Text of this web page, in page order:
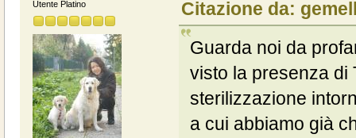
Utente Platino
Citazione da:
Guarda noi da
visto la presenza di
sterilizzazione
a cui abbiamo già